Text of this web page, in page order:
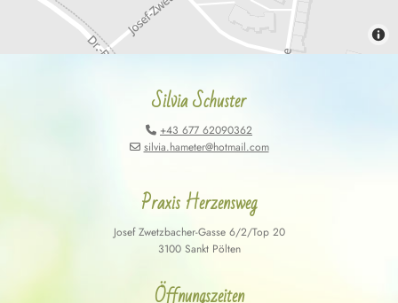
Silvia Schuster
 +43 677 62090362
 silvia.hameter@hotmail.com
Praxis Herzensweg
Josef Zwetzbacher-Gasse 6/2/Top 20
3100 Sankt Pölten
Öffnungszeiten